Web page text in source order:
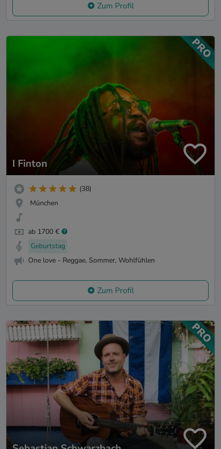
Zum Profil
I Finton
(38)
München
ab 1700 €
Geburtstag
One love - Reggae, Sommer, Wohlfühlen
Zum Profil